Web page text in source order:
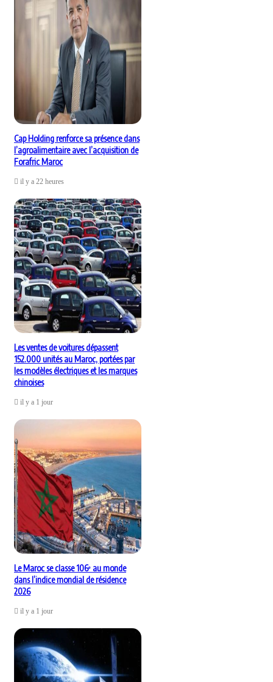
Cap Holding renforce sa présence dans
l’agroalimentaire avec l’acquisition de
Forafric Maroc
il y a 22 heures
Les ventes de voitures dépassent
152.000 unités au Maroc, portées par
les modèles électriques et les marques
chinoises
il y a 1 jour
Le Maroc se classe 106ᵉ au monde
dans l’indice mondial de résidence
2026
il y a 1 jour